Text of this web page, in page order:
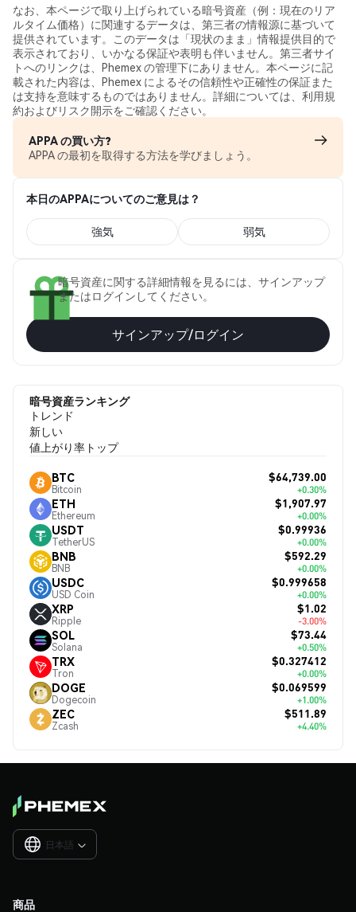
なお、本ページで取り上げられている暗号資産（例：現在のリア
ルタイム価格）に関連するデータは、第三者の情報源に基づいて
提供されています。このデータは「現状のまま」情報提供目的で
表示されており、いかなる保証や表明も伴いません。第三者サイ
トへのリンクは、Phemex の管理下にありません。本ページに記
載された内容は、Phemex によるその信頼性や正確性の保証また
は支持を意味するものではありません。詳細については、利用規
約およびリスク開示をご確認ください。
APPA の買い方?
APPA の最初を取得する方法を学びましょう。
本日のAPPAについてのご意見は？
強気 弱気
暗号資産に関する詳細情報を見るには、サインアップ
またはログインしてください。
サインアップ/ログイン
暗号資産ランキング
トレンド
新しい
値上がり率トップ
BTC
Bitcoin
$64,739.00
+0.30%
ETH
Ethereum
$1,907.97
+0.00%
USDT
TetherUS
$0.99936
+0.00%
BNB
BNB
$592.29
+0.00%
USDC
USD Coin
$0.999658
+0.00%
XRP
Ripple
$1.02
-3.00%
SOL
Solana
$73.44
+0.50%
TRX
Tron
$0.327412
+0.00%
DOGE
Dogecoin
$0.069599
+1.00%
ZEC
Zcash
$511.89
+4.40%
日本語 
商品